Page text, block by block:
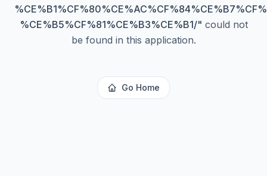
%CE%B5%CF%81%CE%B3%CE%B1/" could not
be found in this application.
Go Home